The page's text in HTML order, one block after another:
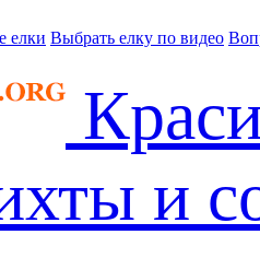
елки Выбрать елку по видео
и